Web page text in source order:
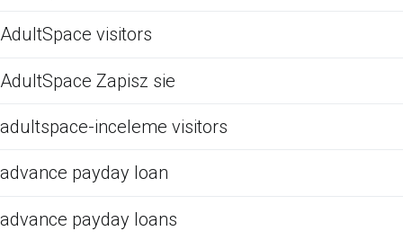
AdultSpace visitors
AdultSpace Zapisz sie
adultspace-inceleme visitors
advance payday loan
advance payday loans